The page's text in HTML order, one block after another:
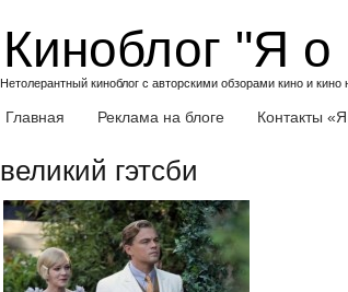
Киноблог "Я
Нетолерантный киноблог с авторскими обзорами кино и кино
Главная Реклама на блоге Контакты
великий гэтсби